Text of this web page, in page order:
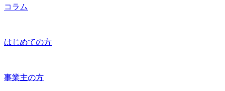
コラム
はじめての方
事業主の方